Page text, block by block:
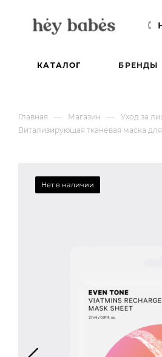
КАТАЛОГ БРЕНДЫ
Главная — Магазин — Уход за
Витализирующая тканевая маска
Нет в наличии